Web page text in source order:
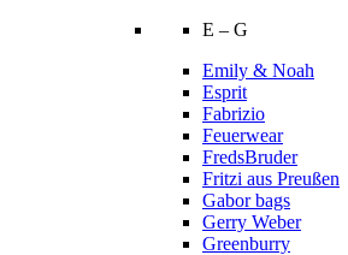
E – G
Emily & Noah
Esprit
Fabrizio
Feuerwear
FredsBruder
Fritzi aus Preußen
Gabor bags
Gerry Weber
Greenburry